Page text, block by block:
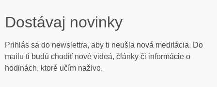
Dostávaj novinky
Prihlás sa do newslettra, aby ti neušla nová meditácia. Do
mailu ti budú chodiť nové videá, články či informácie o
hodinách, ktoré učím naživo.